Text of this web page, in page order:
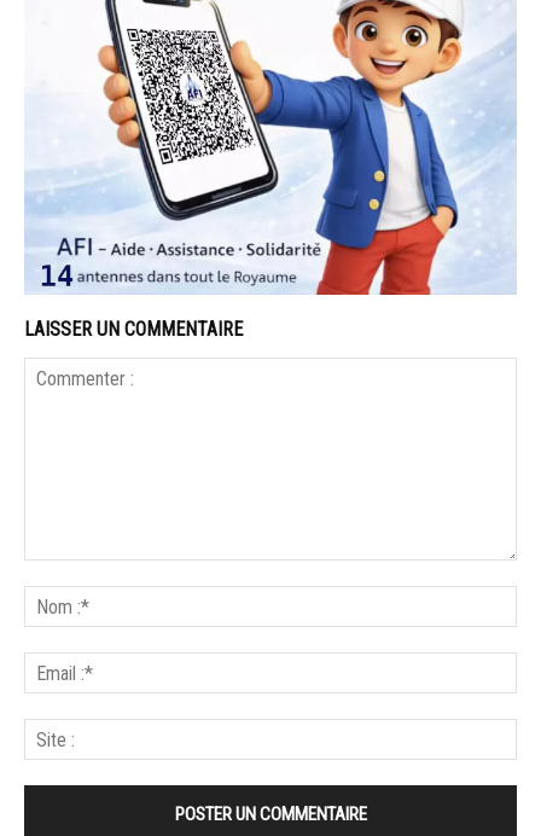
LAISSER UN COMMENTAIRE